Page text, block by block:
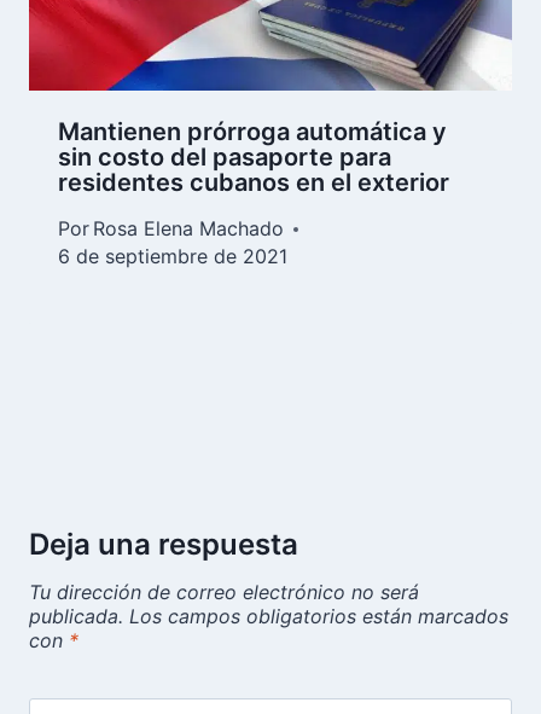
Mantienen prórroga automática y
sin costo del pasaporte para
residentes cubanos en el exterior
Por Rosa Elena Machado
6 de septiembre de 2021
Deja una respuesta
Tu dirección de correo electrónico no será
publicada. Los campos obligatorios están marcados
con *